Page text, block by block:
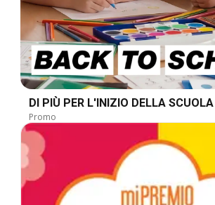
DI PIÙ PER L'INIZIO DELLA SCUOLA
Promo